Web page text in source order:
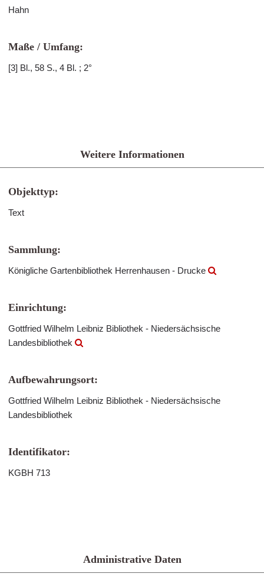
Hahn
Maße / Umfang:
[3] Bl., 58 S., 4 Bl. ; 2°
Weitere Informationen
Objekttyp:
Text
Sammlung:
Königliche Gartenbibliothek Herrenhausen - Drucke
Einrichtung:
Gottfried Wilhelm Leibniz Bibliothek - Niedersächsische
Landesbibliothek
Aufbewahrungsort:
Gottfried Wilhelm Leibniz Bibliothek - Niedersächsische
Landesbibliothek
Identifikator:
KGBH 713
Administrative Daten